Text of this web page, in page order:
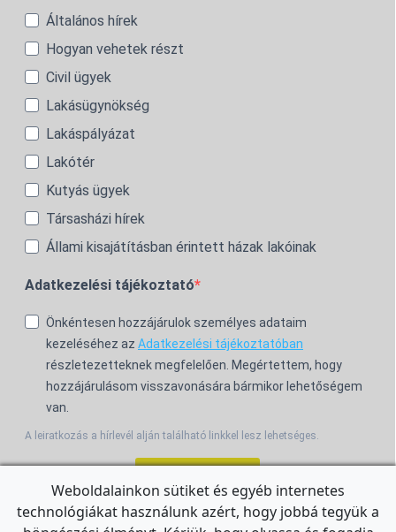
Általános hírek
Hogyan vehetek részt
Civil ügyek
Lakásügynökség
Lakáspályázat
Lakótér
Kutyás ügyek
Társasházi hírek
Állami kisajátításban érintett házak lakóinak
Adatkezelési tájékoztató
Önkéntesen hozzájárulok személyes adataim
kezeléséhez az Adatkezelési tájékoztatóban
részletezetteknek megfelelően. Megértettem, hogy
hozzájárulásom visszavonására bármikor lehetőségem
van.
A leiratkozás a hírlevél alján található linkkel lesz lehetséges.
For the English Newsletter, clickHERE.
Weboldalainkon sütiket és egyéb internetes
technológiákat használunk azért, hogy jobbá tegyük a